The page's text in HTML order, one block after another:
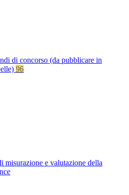
di concorso (da pubblicare in
96
misurazione e valutazione della